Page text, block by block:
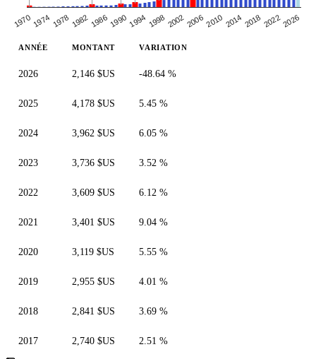
1970 1974 1978 1982 1986 1990 1994 1998200220062010 2014 201820222026
ANNÉE MONTANT VARIATION
2026 2,146 $US -48.64 %
2025 4,178 $US 5.45 %
2024 3,962 $US 6.05 %
2023 3,736 $US 3.52 %
2022 3,609 $US 6.12 %
2021 3,401 $US 9.04 %
2020 3,119 $US 5.55 %
2019 2,955 $US 4.01 %
2018 2,841 $US 3.69 %
2017 2,740 $US 2.51 %